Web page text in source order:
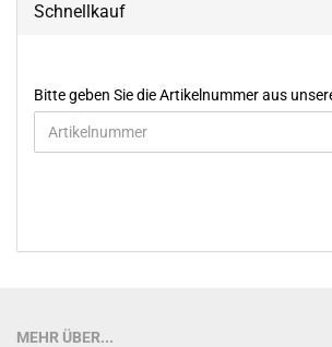
Schnellkauf
BITTE
GEBEN
SIE
Bitte geben Sie die Artikelnummer aus
MEHR ÜBER...